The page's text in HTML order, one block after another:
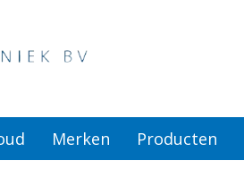
Merken Producten